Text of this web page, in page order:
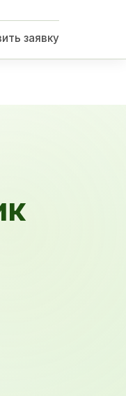
заявку